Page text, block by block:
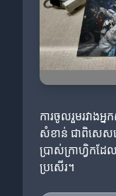
ការចូលរួមរវាងអ្ន
សំខាន់ ជាពិសេសន
ប្រាស់ក្រាហ្វិកដែ
ប្រសើរ។